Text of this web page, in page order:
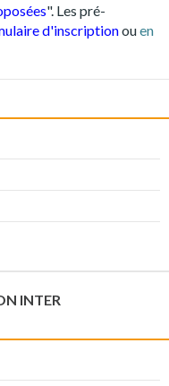
". Les pré-
d'inscriptionouen
INTER